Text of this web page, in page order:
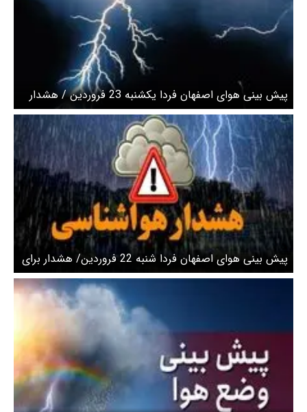
پیش بینی هوای اصفهان فردا یکشنبه 23 فروردین / هشدار
نسبت به رگبار باران و رعد و برق
پیش بینی هوای اصفهان فردا شنبه 22 فروردین/ هشدار برای
وقوع ناپایداری‌های همرفتی